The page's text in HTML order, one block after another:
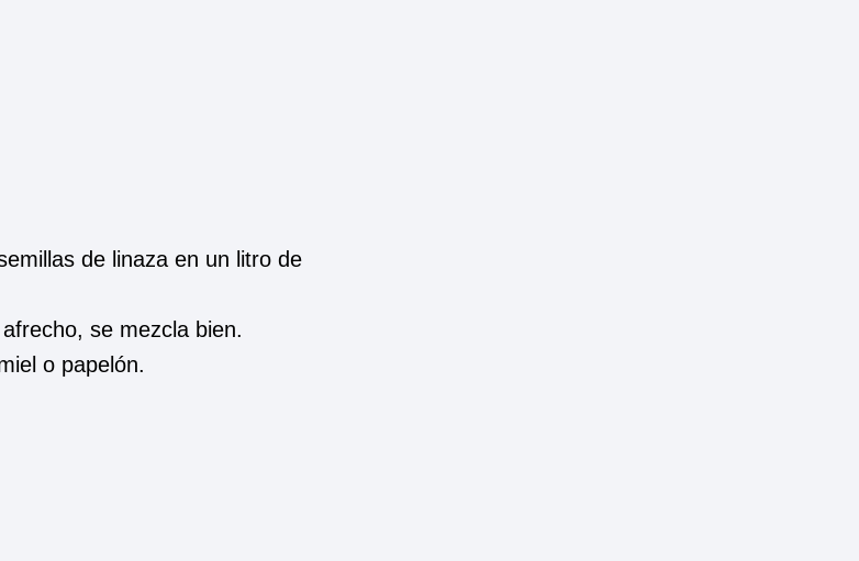
de linaza en un litro de
se mezcla bien.
o papelón.